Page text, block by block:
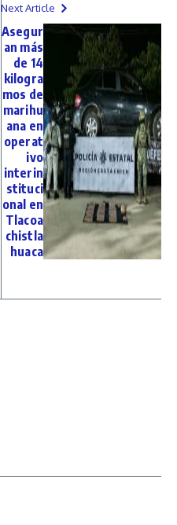
Next Article
Asegur
an más
de 14
kilogra
mos de
marihu
ana en
operat
ivo
interin
stituci
onal en
Tlacoa
chistla
huaca